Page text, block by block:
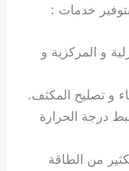
خدمات :
و المركزية و
و تصليح المكثف.
درجة الحرارة
من الطاقة